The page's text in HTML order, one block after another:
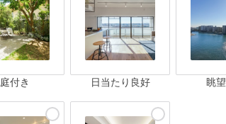
庭付き 日当たり良好 眺